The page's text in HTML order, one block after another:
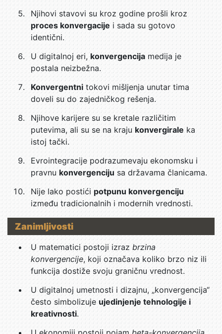
Njihovi stavovi su kroz godine prošli kroz
proces konvergacije i sada su gotovo
identični.
U digitalnoj eri,konvergencija medija je
postala neizbežna.
Konvergentni tokovi mišljenja unutar tima
doveli su do zajedničkog rešenja.
Njihove karijere su se kretale različitim
putevima, ali su se na kraju konvergiraleka
istoj tački.
Evrointegracije podrazumevaju ekonomsku i
pravnukonvergenciju sa državama članicama.
Nije lako postićipotpunu konvergenciju
između tradicionalnih i modernih vrednosti.
Zanimljivosti
U matematici postoji izraz brzina
konvergencije, koji označava koliko brzo niz ili
funkcija dostiže svoju graničnu vrednost.
U digitalnoj umetnosti i dizajnu, „konvergencija“
često simbolizujeujedinjenje tehnologije i
kreativnosti.